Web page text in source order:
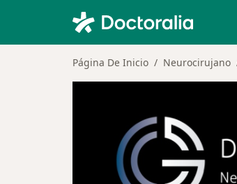
Página De Inicio Neurocirujano